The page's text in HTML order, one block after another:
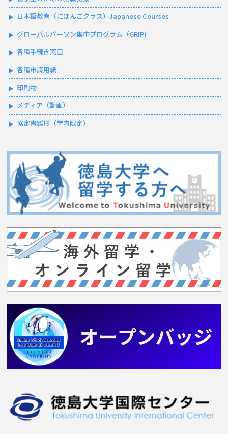
日本語教育（にほんごクラス）Japanese Courses
グローバルパーソン集中プログラム（GRIP)
各種手続き窓口
各種申請用紙
印刷物
メディア（動画）
協定書雛形（学内限定）